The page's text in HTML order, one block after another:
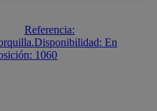
Referencia:
Disponibilidad: En
1060